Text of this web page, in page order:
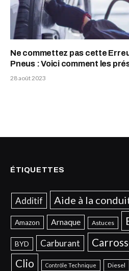
Ne commettez pas cette
Pneus : Voici comment les
28 août 2023
ÉTIQUETTES
Additif Aide à la
Amazon Arnaque Astuces
BYD Carburant
Clio Contrôle Technique Diesel